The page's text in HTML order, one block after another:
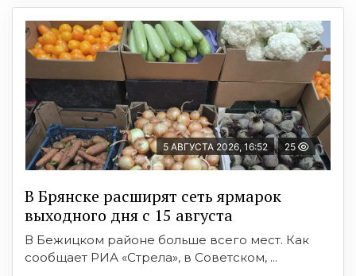
5 АВГУСТА 2026, 16:52 25
В Брянске расширят сеть ярмарок
выходного дня с 15 августа
В Бежицком районе больше всего мест. Как
сообщает РИА «Стрела», в Советском, ...